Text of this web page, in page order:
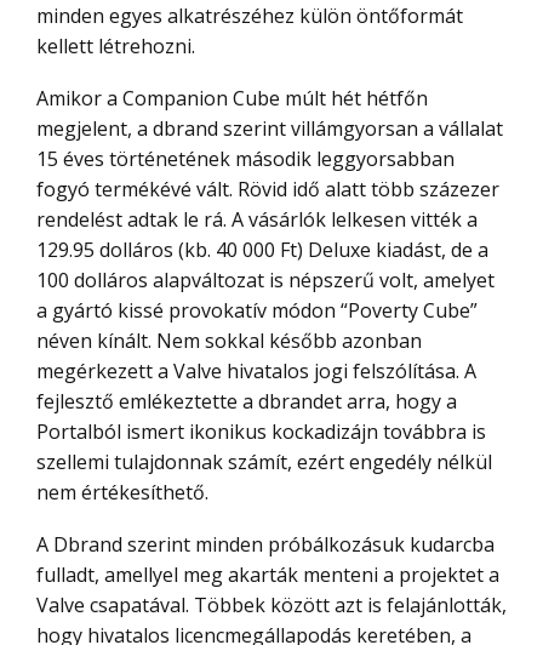
minden egyes alkatrészéhez külön öntőformát
kellett létrehozni.
Amikor a Companion Cube múlt hét hétfőn
megjelent, a dbrand szerint villámgyorsan a vállalat
15 éves történetének második leggyorsabban
fogyó termékévé vált. Rövid idő alatt több százezer
rendelést adtak le rá. A vásárlók lelkesen vitték a
129.95 dolláros (kb. 40 000 Ft) Deluxe kiadást, de a
100 dolláros alapváltozat is népszerű volt, amelyet
a gyártó kissé provokatív módon “Poverty Cube”
néven kínált. Nem sokkal később azonban
megérkezett a Valve hivatalos jogi felszólítása. A
fejlesztő emlékeztette a dbrandet arra, hogy a
Portalból ismert ikonikus kockadizájn továbbra is
szellemi tulajdonnak számít, ezért engedély nélkül
nem értékesíthető.
A Dbrand szerint minden próbálkozásuk kudarcba
fulladt, amellyel meg akarták menteni a projektet a
Valve csapatával. Többek között azt is felajánlották,
hogy hivatalos licencmegállapodás keretében, a